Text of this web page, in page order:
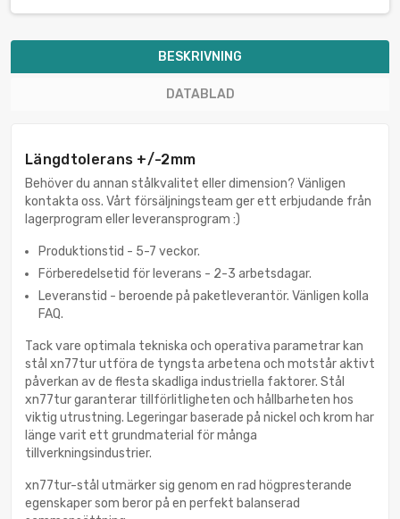
BESKRIVNING
DATABLAD
Längdtolerans +/-2mm
Behöver du annan stålkvalitet eller dimension? Vänligen
kontakta oss. Vårt försäljningsteam ger ett erbjudande från
lagerprogram eller leveransprogram :)
Produktionstid - 5-7 veckor.
Förberedelsetid för leverans - 2-3 arbetsdagar.
Leveranstid - beroende på paketleverantör. Vänligen kolla
FAQ.
Tack vare optimala tekniska och operativa parametrar kan
stål xn77tur utföra de tyngsta arbetena och motstår aktivt
påverkan av de flesta skadliga industriella faktorer. Stål
xn77tur garanterar tillförlitligheten och hållbarheten hos
viktig utrustning. Legeringar baserade på nickel och krom har
länge varit ett grundmaterial för många
tillverkningsindustrier.
xn77tur-stål utmärker sig genom en rad högpresterande
egenskaper som beror på en perfekt balanserad